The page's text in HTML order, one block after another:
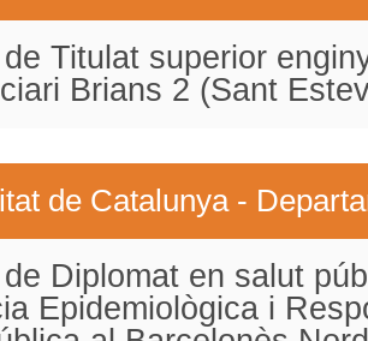
Titulat superior
Brians 2 (Sant
de Catalunya -
Diplomat en salut
Epidemiològica i